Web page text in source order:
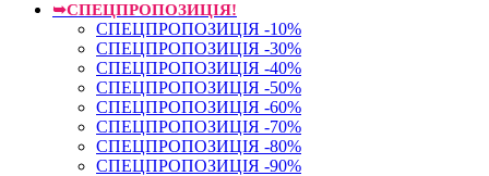
➥СПЕЦПРОПОЗИЦІЯ!
СПЕЦПРОПОЗИЦІЯ -10%
СПЕЦПРОПОЗИЦІЯ -30%
СПЕЦПРОПОЗИЦІЯ -40%
СПЕЦПРОПОЗИЦІЯ -50%
СПЕЦПРОПОЗИЦІЯ -60%
СПЕЦПРОПОЗИЦІЯ -70%
СПЕЦПРОПОЗИЦІЯ -80%
СПЕЦПРОПОЗИЦІЯ -90%